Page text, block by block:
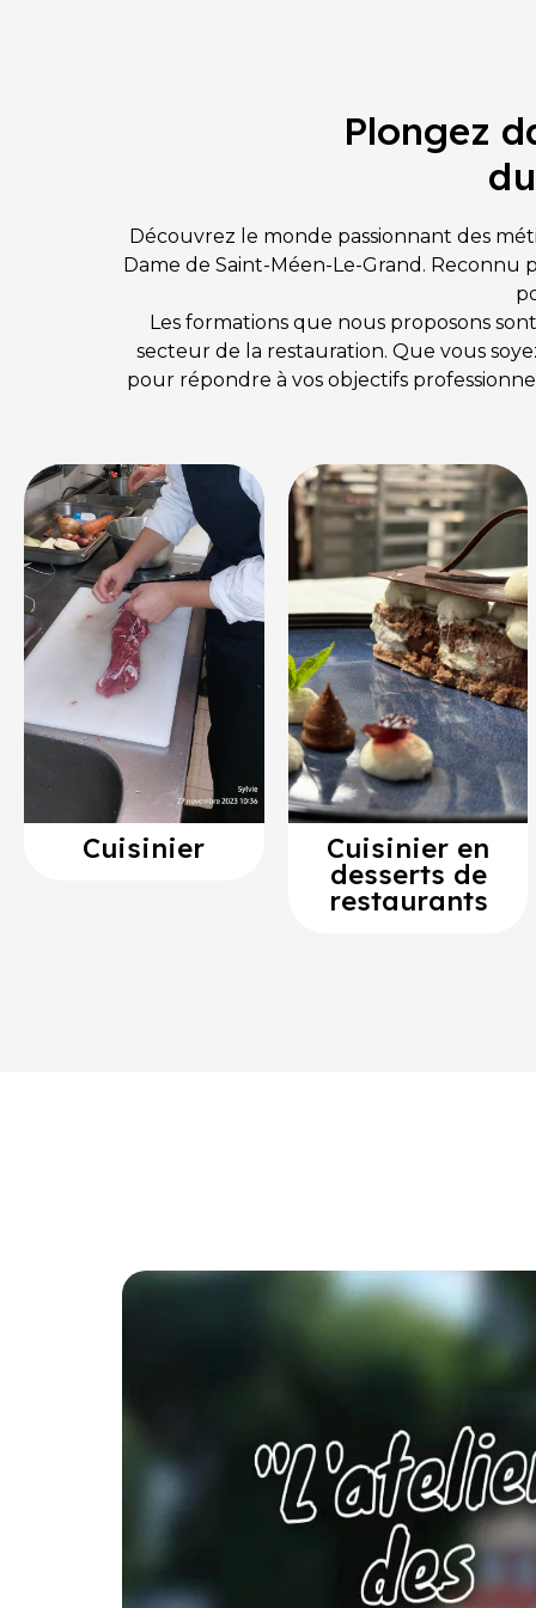
Plongez
Découvrez le monde passionnant des
Dame de Saint-Méen-Le-Grand.
Les formations que nous proposons
secteur de la restauration. Que vous
pour répondre à vos objectifs
Cuisinier Cuisinier en
desserts de
restaurants